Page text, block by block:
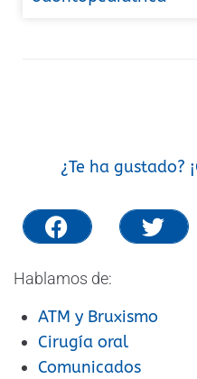
¿Te ha gustado?
Hablamos de:
ATM y Bruxismo
Cirugía oral
Comunicados